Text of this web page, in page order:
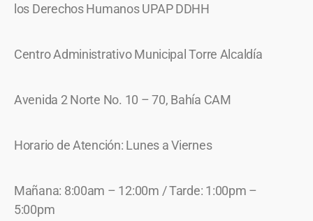
los Derechos Humanos UPAP DDHH
Centro Administrativo Municipal Torre Alcaldía
Avenida 2 Norte No. 10 – 70, Bahía CAM
Horario de Atención: Lunes a Viernes
Mañana: 8:00am – 12:00m / Tarde: 1:00pm –
5:00pm